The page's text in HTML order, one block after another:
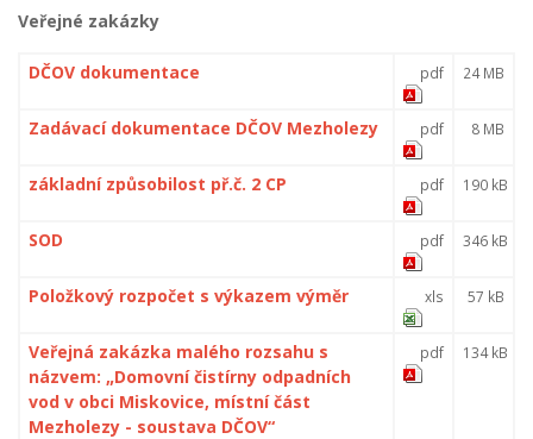
Veřejné zakázky
DČOV dokumentace pdf 24 MB
Zadávací dokumentace DČOV Mezholezy pdf 8 MB
základní způsobilost př.č. 2 CP pdf 190 kB
SOD pdf 346 kB
Položkový rozpočet s výkazem výměr xls 57 kB
Veřejná zakázka malého rozsahu s
názvem: „Domovní čistírny odpadních
vod v obci Miskovice, místní část
Mezholezy - soustava DČOV“
pdf 134 kB